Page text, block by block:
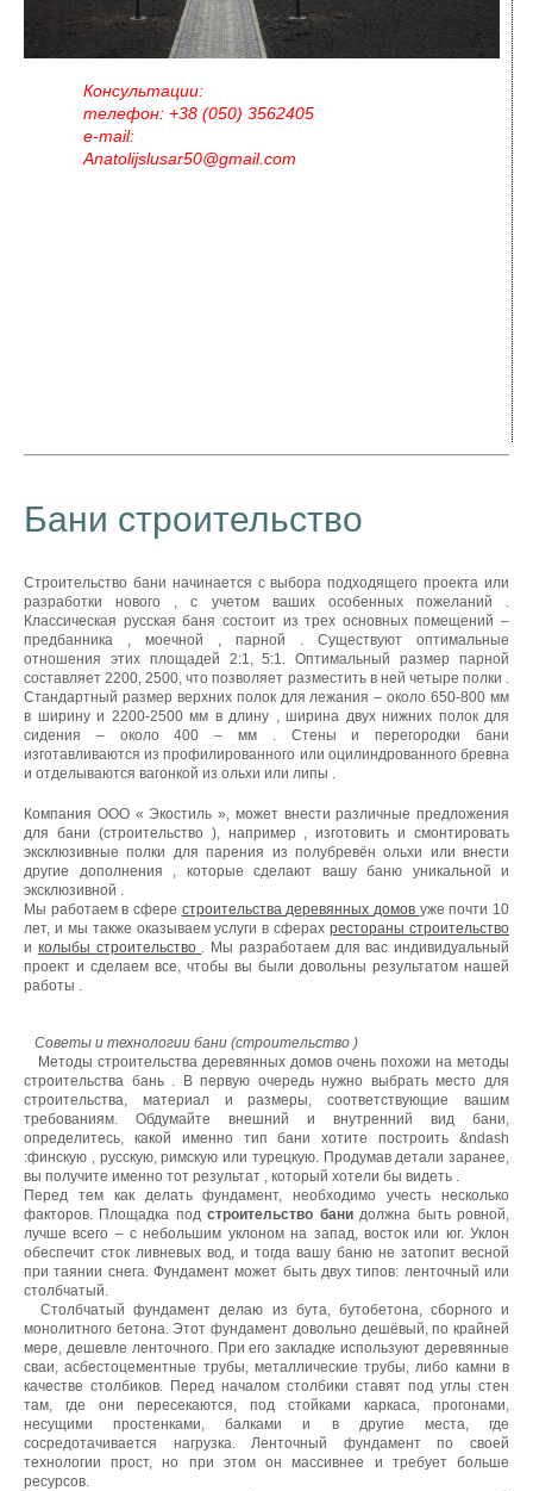
Консультации:
телефон: +38 (050) 3562405
e-mail:
Anatolijslusar50@gmail.com
Бани строительство
Строительство бани начинается свыбора подходящего проекта или
разработки
нового , с учетом ваших особенных пожеланий .
Классическая русская баня состоит из трех основных помещений –
предбанника , моечной , парной . Существуют
оптимальные
отношения
этих площадей 2:1, 5:1.Оптимальный размер парной
составляет 2200, 2500, чтопозволяет разместитьв ней четыре полки .
Стандартный размер верхних полокдлялежания –около 650-800мм
в ширинуи 2200-2500 мм в длину , ширина двух нижних полокдля
сидения – около400 –мм . Стены иперегородки
бани
изготавливаются из профилированного или оцилиндрованного бревна
и отделываются вагонкой из ольхи или липы .
Компания ООО « Экостиль », может внести различные предложения
для бани (строительство), например,изготовить и смонтировать
эксклюзивные полки дляпарения из полубревён ольхи или внести
другие
дополнения , которые сделают вашу баню уникальной и
эксклюзивной .
Мы работаемвсфере строительства деревянных домов ужепочти 10
лет, и мы также оказываем услуги всферах рестораны строительство
и колыбы строительство . Мы разработаемдля вас индивидуальный
проект и сделаем все, чтобы вы были довольны результатом нашей
работы .
Советы и технологии бани (строительство )
Методы строительства деревянных домов очень похожи на методы
строительства бань. Впервую очередь нужно выбрать место для
строительства, материалиразмеры,соответствующие
вашим
требованиям. Обдумайте внешний и внутренний вид бани,
определитесь, какой именнотипбани хотите построить &ndash
:финскую , русскую,римскую или турецкую. Продумав детали заранее,
вы получите именно тот результат , который хотели бы видеть .
Перед тем как делать фундамент, необходимо учесть несколько
факторов. Площадка подстроительство банидолжна быть ровной,
лучше всего – с небольшим уклоном на запад, восток или юг. Уклон
обеспечит сток ливневых вод, и тогда вашу баню не затопит весной
при таянии снега. Фундамент может быть двух типов: ленточный или
столбчатый.
Столбчатый фундамент делаю из бута, бутобетона, сборного и
монолитного бетона. Этот фундамент довольно дешёвый, по крайней
мере, дешевле ленточного. При его закладке используют деревянные
сваи, асбестоцементные трубы, металлические трубы, либо камни в
качестве столбиков. Перед началом столбики ставят под углы стен
там, где они пересекаются, под стойками каркаса, прогонами,
несущими простенками, балками и в другие места, где
сосредотачивается нагрузка. Ленточный фундамент по своей
технологии прост, но при этом он массивнее и требует больше
ресурсов.